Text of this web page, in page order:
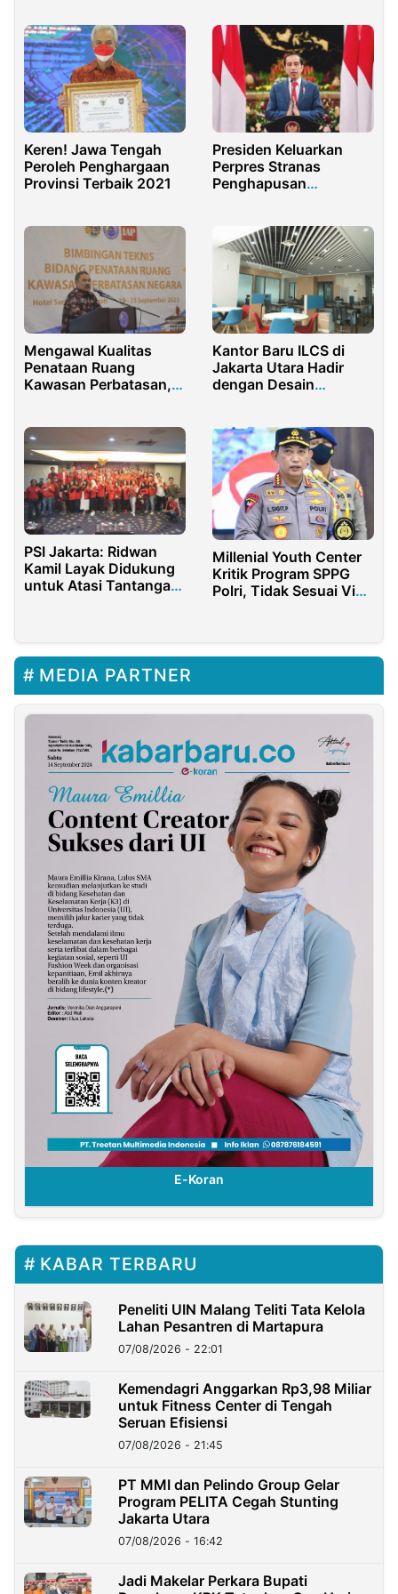
Keren! Jawa Tengah
Peroleh Penghargaan
Provinsi Terbaik 2021
Presiden Keluarkan
Perpres Stranas
Penghapusan
Mengawal Kualitas
Penataan Ruang
Kawasan Perbatasan,
Kantor Baru ILCS di
Jakarta Utara Hadir
dengan Desain
PSI Jakarta: Ridwan
Kamil Layak Didukung
untuk Atasi Tantangan
Millenial Youth Center
Kritik Program SPPG
Polri, Tidak Sesuai Visi-
MEDIA PARTNER
E-Koran
KABAR TERBARU
Peneliti UIN Malang Teliti Tata Kelola
Lahan Pesantren di Martapura
07/08/2026 - 22:01
Kemendagri Anggarkan Rp3,98 Miliar
untuk Fitness Center di Tengah
Seruan Efisiensi
07/08/2026 - 21:45
PT MMI dan Pelindo Group Gelar
Program PELITA Cegah Stunting
Jakarta Utara
07/08/2026 - 16:42
Jadi Makelar Perkara Bupati